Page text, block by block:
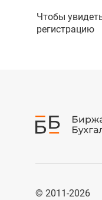
Чтобы
регистрацию
© 2011-2026